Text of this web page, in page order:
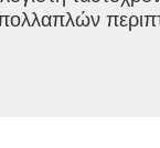
πολλαπλών